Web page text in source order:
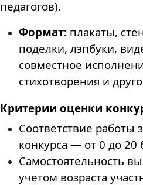
педагогов).
Формат: плакаты,
поделки, лэпбуки,
совместное
стихотворения и
Критерии оценки
Соответствие работы
конкурса — от 0 до 20
Самостоятельность
учетом возраста